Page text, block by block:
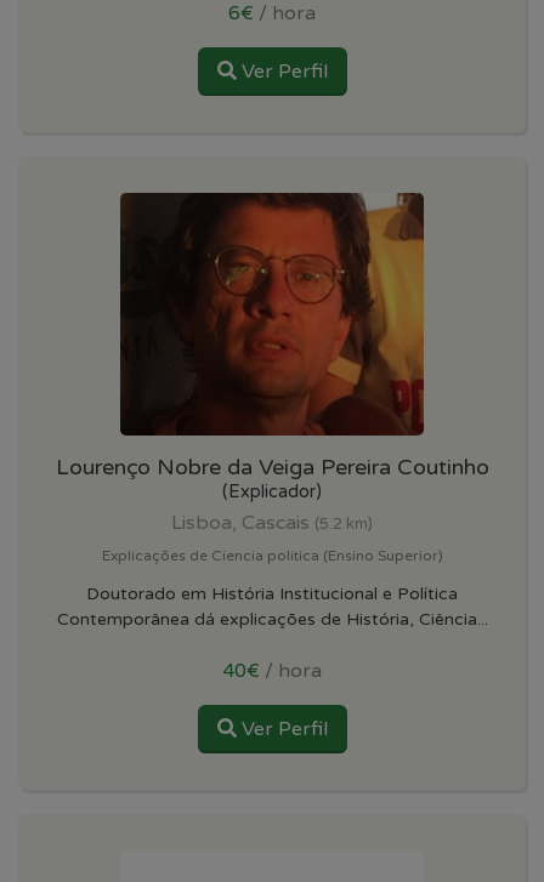
6€ / hora
Ver Perfil
Lourenço Nobre da Veiga Pereira Coutinho
(Explicador)
Lisboa, Cascais (5.2 km)
Explicações de Ciencia politica (Ensino Superior)
Doutorado em História Institucional e Política
Contemporânea dá explicações de História, Ciência...
40€ / hora
Ver Perfil